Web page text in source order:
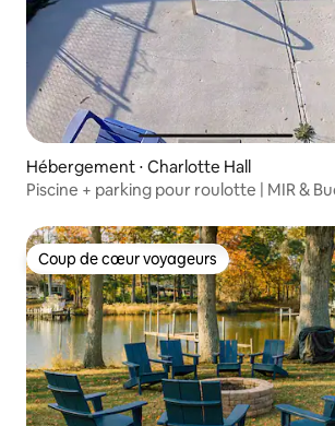
Hébergement ⋅ Charlotte Hall
Piscine + parking pour roulotte | MIR &
Coup de cœur voyageurs
Coup de cœur voyageurs